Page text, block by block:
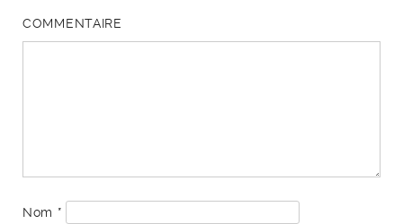
COMMENTAIRE
Nom *